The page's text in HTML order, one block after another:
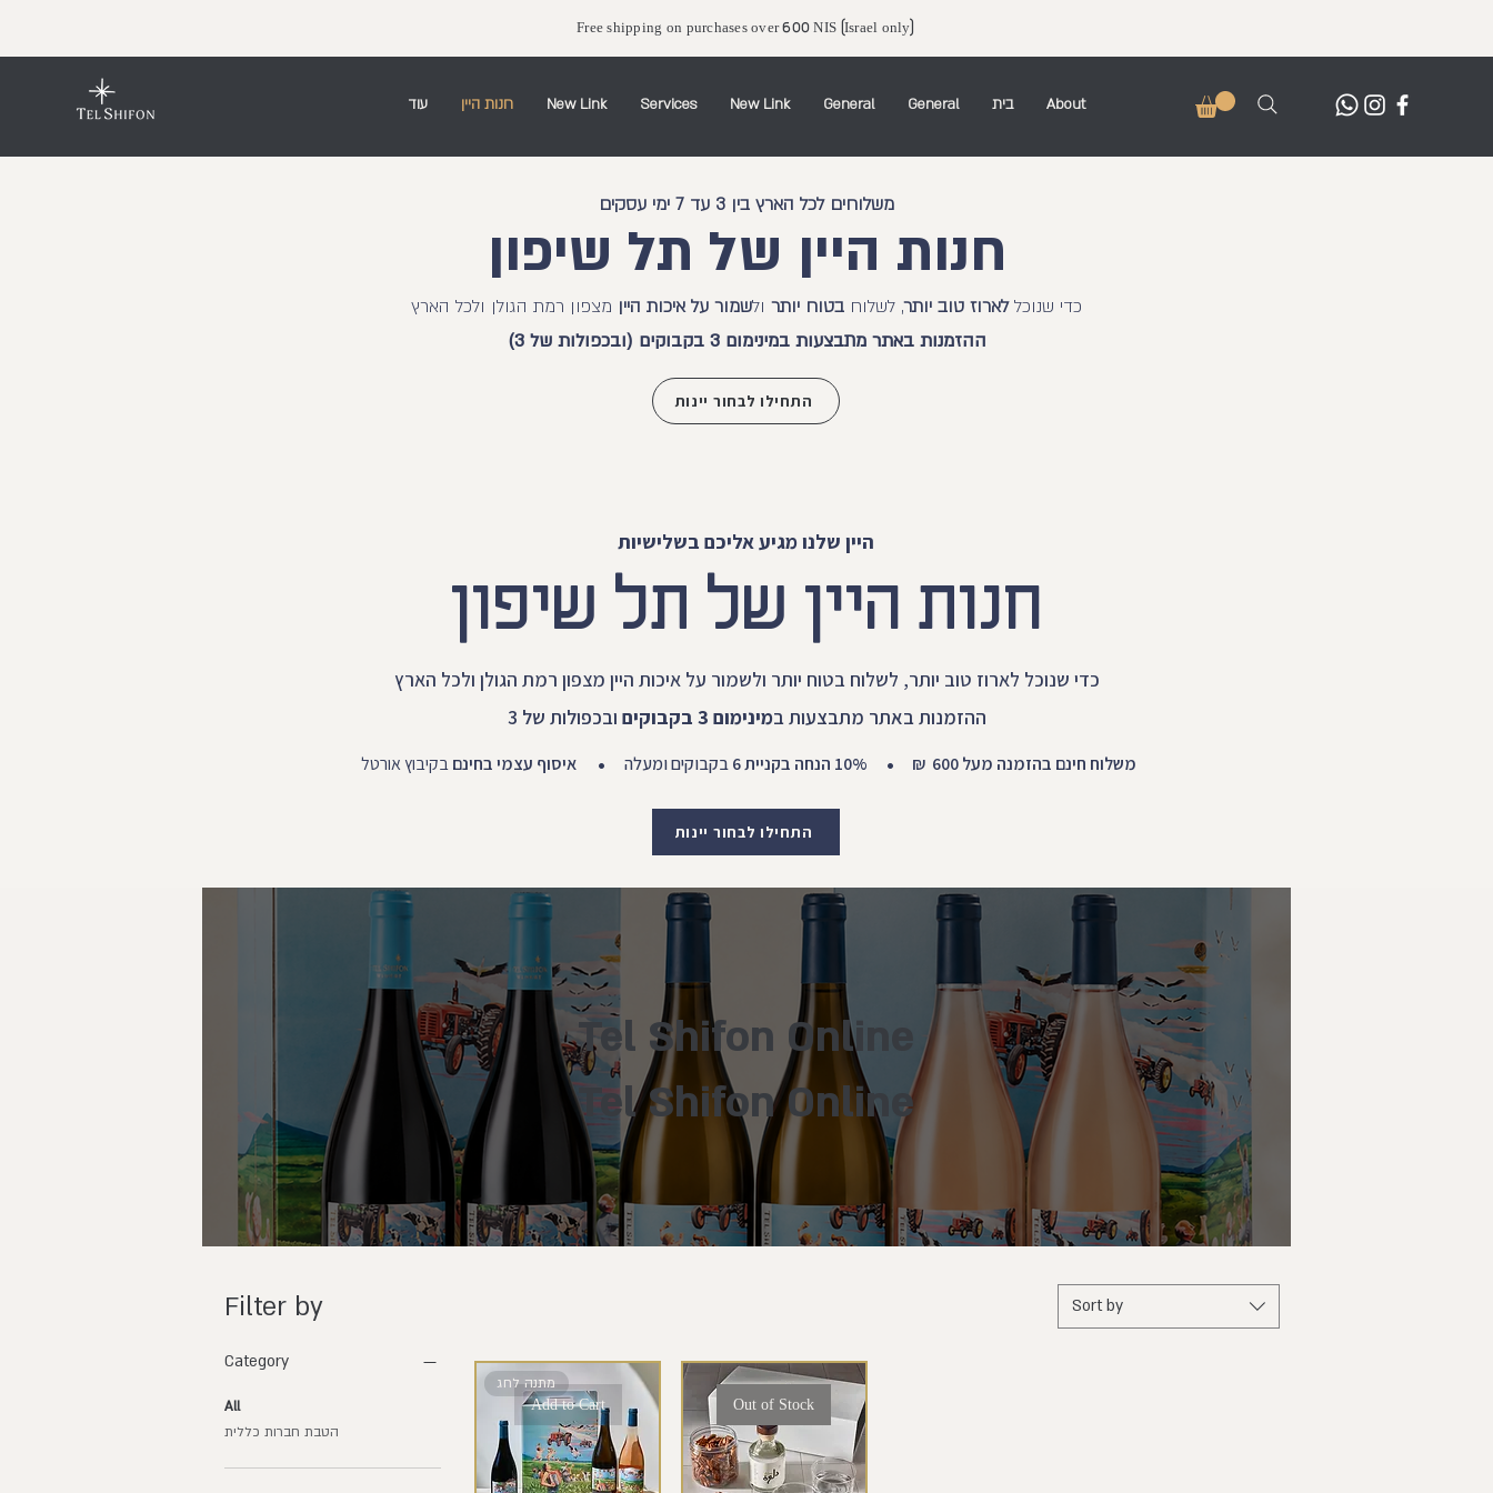
Free shipping on purchases over 600 NIS (Israel only)
About בית General
General
New Link
Services
New Link חנות היין עוד
משלוחים לכל הארץ בין 3 עד 7 ימי עסקים
חנות היין של תל שיפון
כדי שנוכללארוז טוב יותר, לשלוח בטוח יותר ולשמור על איכות היין מצפון רמת הגולן ולכל הארץ
ההזמנות באתר מתבצעות במינימום 3 בקבוקים (ובכפולות של 3)
התחילו לבחור יינות
היין שלנו מגיע אליכם בשלישיות
חנות היין של תל שיפון
כדי שנוכל לארוז טוב יותר, לשלוח בטוח יותר ולשמור על איכות היין מצפון רמת הגולן ולכל הארץ
ההזמנות באתר מתבצעות במינימום 3 בקבוקים ובכפולות של 3
איסוף עצמי בחינםבקיבוץ אורטל 10% הנחה בקניית 6בקבוקים ומעלה משלוח חינם בהזמנה מעל 600 ₪ •
•
התחילו לבחור יינות
Tel Shifon Online
Tel Shifon Online
Filter by
Category
All
הטבת חברות כללית
Sort by
Add to Cart
מתנה לחג
Out of Stock